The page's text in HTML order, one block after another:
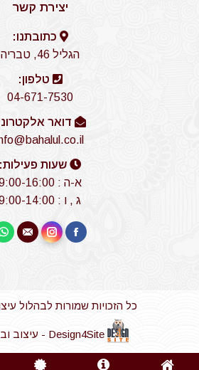
יצירת קשר
כתובתנו:
הגליל 46, טבריה
טלפון:
04-671-7530
דואר
שעות פעילות:
א-ה : 9:00-16:00
ג , ו : 9:00-14:00
Facebook
Instagram
Mail
כל הזכויות שמורות לבהלול
Design4Site - עיצוב ובניית אתרים